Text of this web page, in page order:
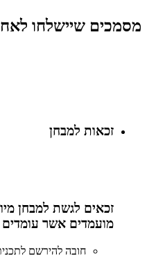
מסמכים שיישלחו
זכאות למבחן
זכאים לגשת למבחן
מועמדים אשר עומדים